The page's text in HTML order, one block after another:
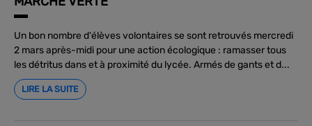
Un bon nombre d'élèves volontaires se sont retrouvés mercredi
2 mars après-midi pour une action écologique : ramasser tous
les détritus dans et à proximité du lycée. Armés de gants et d...
LIRE LA SUITE